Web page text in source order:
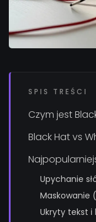
SPIS TREŚCI
Czym jest
Black Hat vs
Upychanie
Maskowanie
Ukryty tekst i